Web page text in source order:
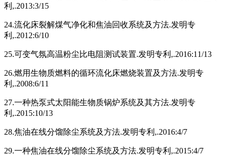
利,.2013:3/15
24.流化床裂解煤气净化和焦油回收系统及方法.发明专
利,.2012:6/10
25.可变气氛高温粉尘比电阻测试装置.发明专利,.2016:11/13
26.燃用生物质燃料的循环流化床燃烧装置及方法.发明专
利,.2008:6/11
27.一种热泵式太阳能生物质锅炉系统及其方法.发明专
利,.2015:10/13
28.焦油在线分馏除尘系统及方法.发明专利,.2016:4/7
29.一种焦油在线分馏除尘系统及方法.发明专利,.2015:4/7